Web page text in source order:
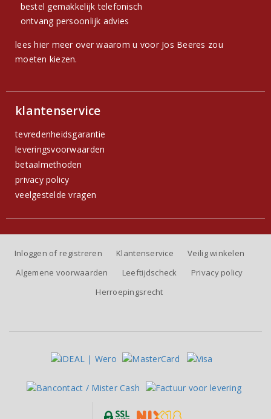
bestel gemakkelijk telefonisch
ontvang persoonlijk advies
lees hier meer over waarom u voor Jos Beeres zou
moeten kiezen.
klantenservice
tevredenheidsgarantie
leveringsvoorwaarden
betaalmethoden
privacy policy
veelgestelde vragen
Inloggen of registreren Klantenservice
Veilig winkelen
Algemene voorwaarden
Leeftijdscheck
Privacy policy
Herroepingsrecht